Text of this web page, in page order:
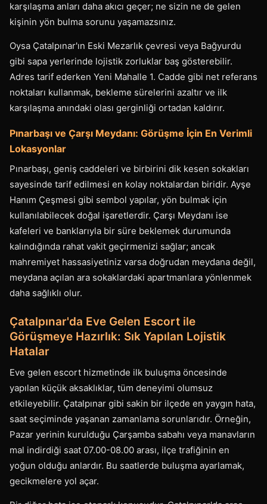
karşılaşma anları daha akıcı geçer; ne sizin ne de gelen
kişinin yön bulma sorunu yaşamazsınız.
Oysa Çatalpınar'ın Eski Mezarlık çevresi veya Bağyurdu
gibi sapa yerlerinde lojistik zorluklar baş gösterebilir.
Adres tarif ederken Yeni Mahalle 1. Cadde gibi net referans
noktaları kullanmak, bekleme sürelerini azaltır ve ilk
karşılaşma anındaki olası gerginliği ortadan kaldırır.
Pınarbaşı ve Çarşı Meydanı: Görüşme İçin En Verimli
Lokasyonlar
Pınarbaşı, geniş caddeleri ve birbirini dik kesen sokakları
sayesinde tarif edilmesi en kolay noktalardan biridir. Ayşe
Hanım Çeşmesi gibi sembol yapılar, yön bulmak için
kullanılabilecek doğal işaretlerdir. Çarşı Meydanı ise
kafeleri ve banklarıyla bir süre beklemek durumunda
kalındığında rahat vakit geçirmenizi sağlar; ancak
mahremiyet hassasiyetiniz varsa doğrudan meydana değil,
meydana açılan ara sokaklardaki apartmanlara yönlenmek
daha sağlıklı olur.
Çatalpınar'da Eve Gelen Escort ile
Görüşmeye Hazırlık: Sık Yapılan Lojistik
Hatalar
Eve gelen escort hizmetinde ilk buluşma öncesinde
yapılan küçük aksaklıklar, tüm deneyimi olumsuz
etkileyebilir. Çatalpınar gibi sakin bir ilçede en yaygın hata,
saat seçiminde yaşanan zamanlama sorunlarıdır. Örneğin,
Pazar yerinin kurulduğu Çarşamba sabahı veya manavların
mal indirdiği saat 07.00-08.00 arası, ilçe trafiğinin en
yoğun olduğu anlardır. Bu saatlerde buluşma ayarlamak,
gecikmelere yol açar.